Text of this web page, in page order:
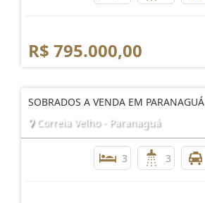
R$ 795.000,00
SOBRADOS A VENDA EM PARANAGUÁ
Correia Velho - Paranaguá
3 3